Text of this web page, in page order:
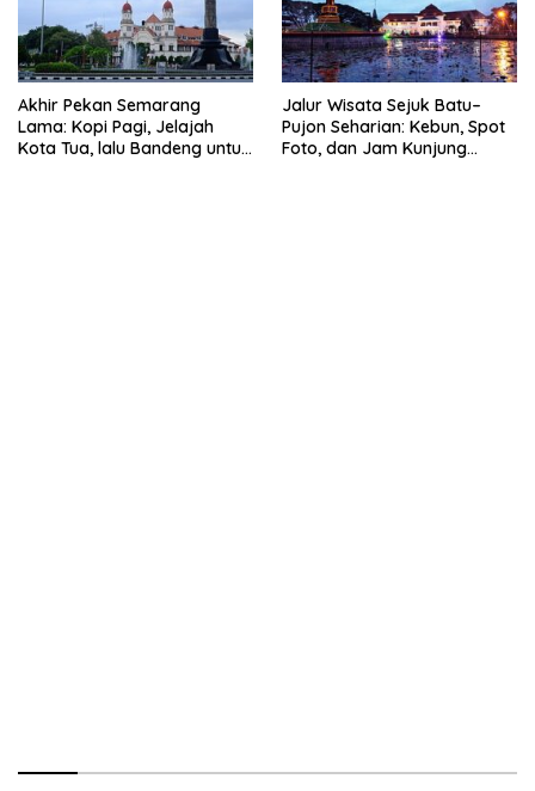
Akhir Pekan Semarang
Lama: Kopi Pagi, Jelajah
Kota Tua, lalu Bandeng untuk
Jalur Wisata Sejuk Batu–
Pujon Seharian: Kebun, Spot
Foto, dan Jam Kunjung